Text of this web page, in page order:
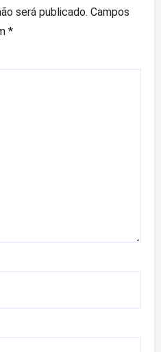
será publicado. Campos
*